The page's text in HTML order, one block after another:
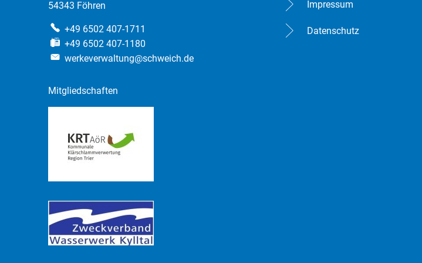
54343 Föhren
+49 6502 407-1711
+49 6502 407-1180
werkeverwaltung@schweich.de
Mitgliedschaften
Impressum
Datenschutz